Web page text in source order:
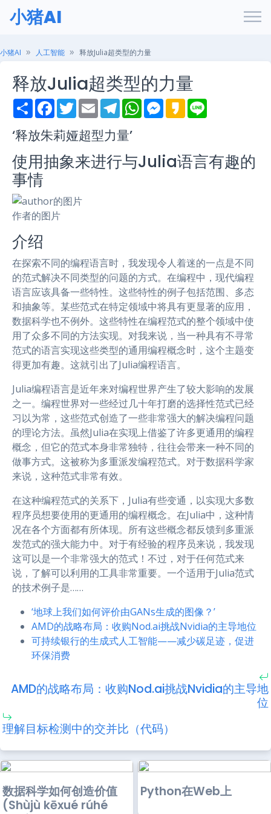
小猪AI
小猪AI 人工智能 释放Julia超类型的力量
释放Julia超类型的力量
S
h
r
e
F
a
e
b
o
o
k
T
w
t
t
r
E
m
i
l
T
e
e
g
a
W
h
p
p
M
e
n
g
e
K
a
‘释放朱莉娅超型力量’
使用抽象来进行与Julia语言有趣的
事情
作者的图片
介绍
在探索不同的编程语言时，我发现令人着迷的一点是不同
的范式解决不同类型的问题的方式。在编程中，现代编程
语言应该具备一些特性。这些特性的例子包括范围、多态
和抽象等。某些范式在特定领域中将具有更显著的应用，
数据科学也不例外。这些特性在编程范式的整个领域中使
用了众多不同的方法实现。对我来说，当一种具有不寻常
范式的语言实现这些类型的通用编程概念时，这个主题变
得更加有趣。这就引出了Julia编程语言。
Julia编程语言是近年来对编程世界产生了较大影响的发展
之一。编程世界对一些经过几十年打磨的选择性范式已经
习以为常，这些范式创造了一些非常强大的解决编程问题
的理论方法。虽然Julia在实现上借鉴了许多更通用的编程
概念，但它的范式本身非常独特，往往会带来一种不同的
做事方式。这被称为多重派发编程范式。对于数据科学家
来说，这种范式非常有效。
在这种编程范式的关系下，Julia有些变通，以实现大多数
程序员想要使用的更通用的编程概念。在Julia中，这种情
况在各个方面都有所体现。所有这些概念都反馈到多重派
发范式的强大能力中。对于有经验的程序员来说，我发现
这可以是一个非常强大的范式！不过，对于任何范式来
说，了解可以利用的工具非常重要。一个适用于Julia范式
的技术例子是……
‘地球上我们如何评价由GANs生成的图像？’
AMD的战略布局：收购Nod.ai挑战Nvidia的主导地位
可持续银行的生成式人工智能——减少碳足迹，促进
环保消费
AMD的战略布局：收购Nod.ai挑战Nvidia的主导地
位
理解目标检测中的交并比（代码）
数据科学如何创造价值
(Shùjù kēxué rúhé
Python在Web上